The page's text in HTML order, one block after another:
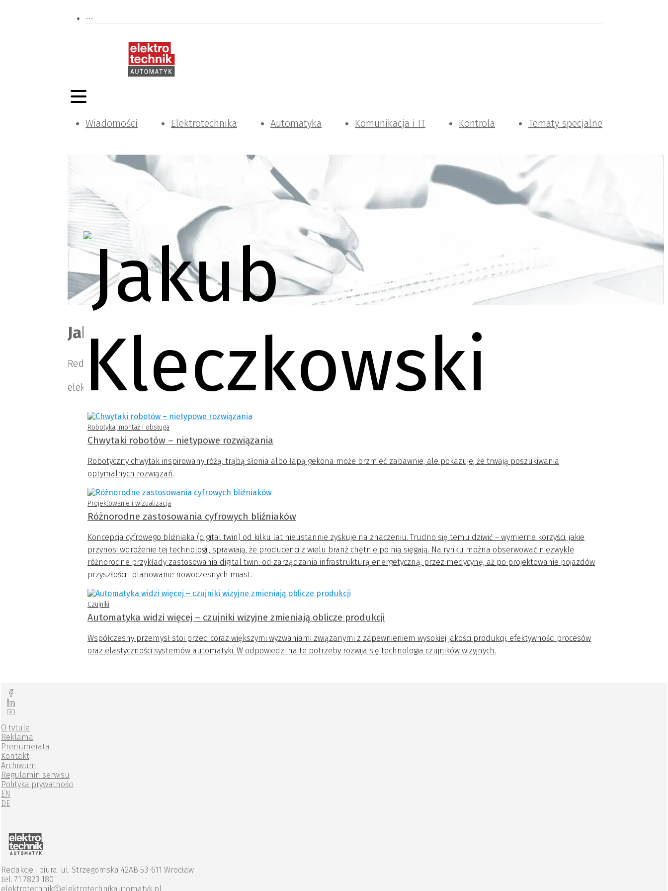
Wiadomości Elektrotechnika Automatyka Komunikacja i IT Kontrola Tematy specjalne
Jakub Kleczkowski
Redaktor
elektrotechnik AUTOMATYK
Robotyka, montaż i obsługa
Chwytaki robotów – nietypowe rozwiązania
Robotyczny chwytak inspirowany różą, trąbą słonia albo łapą gekona może brzmieć zabawnie, ale pokazuje, że trwają poszukiwania
optymalnych rozwiązań.
Projektowanie i wizualizacja
Różnorodne zastosowania cyfrowych bliźniaków
Koncepcja cyfrowego bliźniaka (digital twin) od kilku lat nieustannie zyskuje na znaczeniu. Trudno się temu dziwić – wymierne korzyści, jakie
przynosi wdrożenie tej technologii, sprawiają, że producenci z wielu branż chętnie po nią sięgają. Na rynku można obserwować niezwykle
różnorodne przykłady zastosowania digital twin: od zarządzania infrastrukturą energetyczną, przez medycynę, aż po projektowanie pojazdów
przyszłości i planowanie nowoczesnych miast.
Czujniki
Automatyka widzi więcej – czujniki wizyjne zmieniają oblicze produkcji
Współczesny przemysł stoi przed coraz większymi wyzwaniami związanymi z zapewnieniem wysokiej jakości produkcji, efektywności procesów
oraz elastyczności systemów automatyki. W odpowiedzi na te potrzeby rozwija się technologia czujników wizyjnych.
O tytule
Reklama
Prenumerata
Kontakt
Archiwum
Regulamin serwisu
Polityka prywatności
EN
DE
Redakcje i biura: ul. Strzegomska 42AB 53-611 Wrocław
tel. 71 7823 180
elektrotechnik@elektrotechnikautomatyk.pl